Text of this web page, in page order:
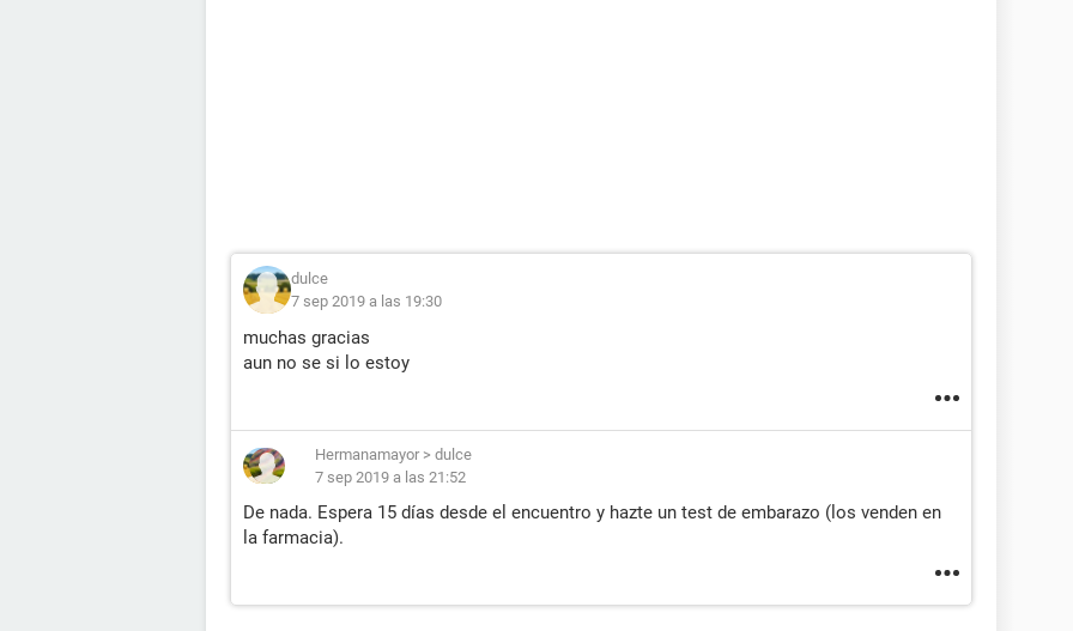
dulce
7 sep 2019 a las 19:30
muchas gracias
aun no se si lo estoy
Hermanamayor > dulce
7 sep 2019 a las 21:52
De nada. Espera 15 días desde el encuentro y hazte un test de embarazo (los venden en
la farmacia).